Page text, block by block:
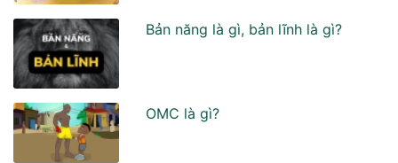
Bản năng là gì, bản lĩnh là gì?
OMC là gì?